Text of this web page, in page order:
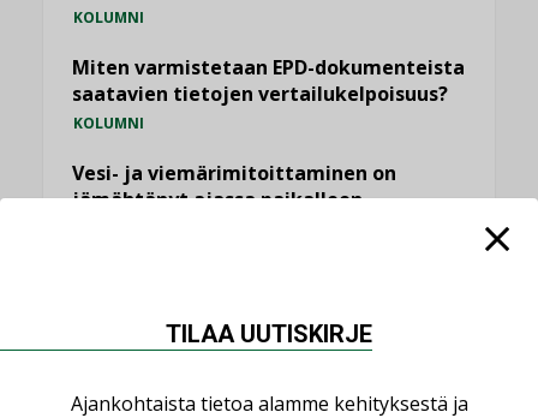
KOLUMNI
Miten varmistetaan EPD-dokumenteista
saatavien tietojen vertailukelpoisuus?
KOLUMNI
Vesi- ja viemärimitoittaminen on
jämähtänyt ajassa paikalleen
TILAA UUTISKIRJE
Ajankohtaista tietoa alamme kehityksestä ja